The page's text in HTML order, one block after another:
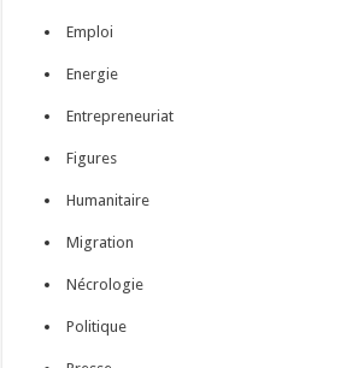
Emploi
Energie
Entrepreneuriat
Figures
Humanitaire
Migration
Nécrologie
Politique